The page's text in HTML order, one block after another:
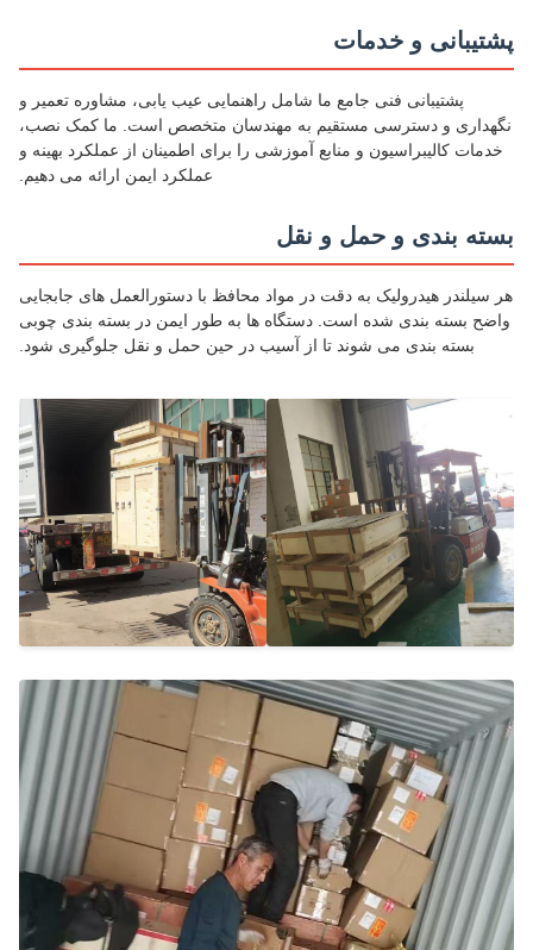
و خدمات
پشتیبانی فنی جامع ما شامل راهنمایی عیب یابی، مشاوره تعمیر و
و دسترسی مستقیم به مهندسان متخصص است. ما کمک نصب،
کالیبراسیون و منابع آموزشی را برای اطمینان از عملکرد بهینه و
عملکرد ایمن ارائه می دهیم.
بندی و حمل و نقل
هیدرولیک به دقت در مواد محافظ با دستورالعمل های جابجایی
بسته بندی شده است. دستگاه ها به طور ایمن در بسته بندی چوبی
بسته بندی می شوند تا از آسیب در حین حمل و نقل جلوگیری شود.